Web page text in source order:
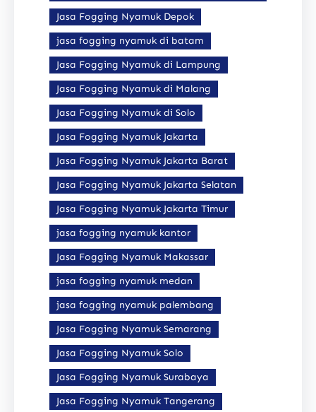
Jasa Fogging Nyamuk Depok
jasa fogging nyamuk di batam
Jasa Fogging Nyamuk di Lampung
Jasa Fogging Nyamuk di Malang
Jasa Fogging Nyamuk di Solo
Jasa Fogging Nyamuk Jakarta
Jasa Fogging Nyamuk Jakarta Barat
Jasa Fogging Nyamuk Jakarta Selatan
Jasa Fogging Nyamuk Jakarta Timur
jasa fogging nyamuk kantor
Jasa Fogging Nyamuk Makassar
jasa fogging nyamuk medan
jasa fogging nyamuk palembang
Jasa Fogging Nyamuk Semarang
Jasa Fogging Nyamuk Solo
Jasa Fogging Nyamuk Surabaya
Jasa Fogging Nyamuk Tangerang